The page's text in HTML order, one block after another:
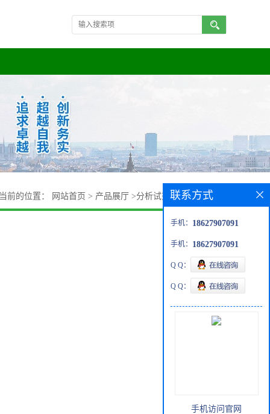
前的位置： 网站首页 > 产品展厅 >分析试剂 >3-醛基苯乙酸
联系方式
手机： 18627907091
手机： 18627907091
Q Q：
Q Q：
手机访问官网